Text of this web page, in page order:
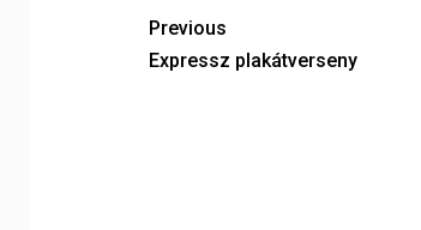
Previous
Expressz plakátverseny